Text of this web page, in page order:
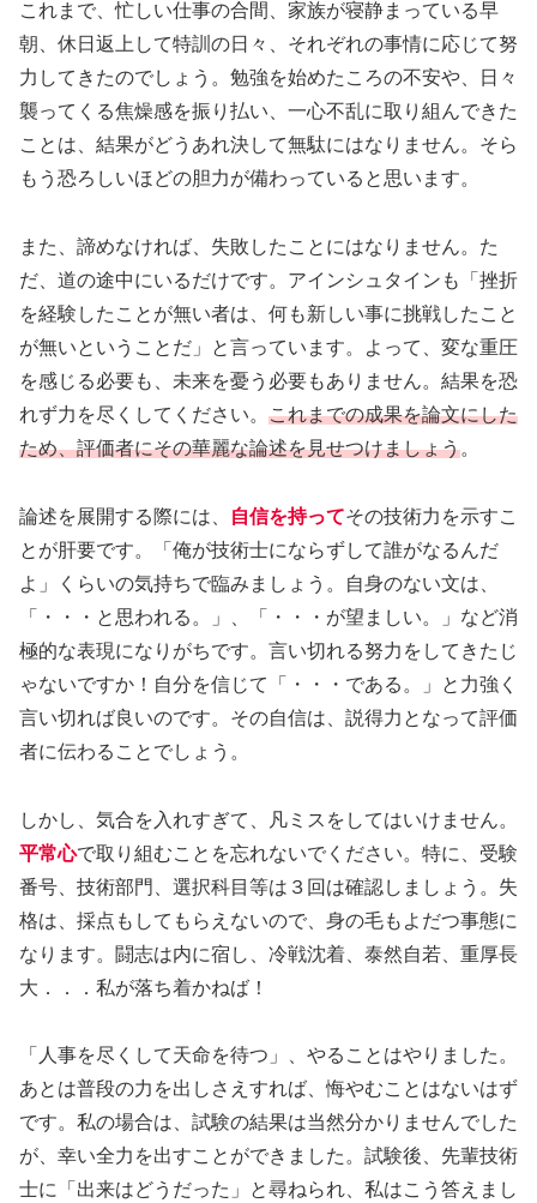
これまで、忙しい仕事の合間、家族が寝静まっている早
朝、休日返上して特訓の日々、それぞれの事情に応じて努
力してきたのでしょう。勉強を始めたころの不安や、日々
襲ってくる焦燥感を振り払い、一心不乱に取り組んできた
ことは、結果がどうあれ決して無駄にはなりません。そら
もう恐ろしいほどの胆力が備わっていると思います。
また、諦めなければ、失敗したことにはなりません。た
だ、道の途中にいるだけです。アインシュタインも「挫折
を経験したことが無い者は、何も新しい事に挑戦したこと
が無いということだ」と言っています。よって、変な重圧
を感じる必要も、未来を憂う必要もありません。結果を恐
れず力を尽くしてください。 これまでの成果を論文にした
ため、評価者にその華麗な論述を見せつけましょう。
論述を展開する際には、 自信を持ってその技術力を示すこ
とが肝要です。「俺が技術士にならずして誰がなるんだ
よ」くらいの気持ちで臨みましょう。自身のない文は、
「・・・と思われる。」、「・・・が望ましい。」など消
極的な表現になりがちです。言い切れる努力をしてきたじ
ゃないですか！自分を信じて「・・・である。」と力強く
言い切れば良いのです。その自信は、説得力となって評価
者に伝わることでしょう。
しかし、気合を入れすぎて、凡ミスをしてはいけません。
平常心で取り組むことを忘れないでください。特に、受験
番号、技術部門、選択科目等は３回は確認しましょう。失
格は、採点もしてもらえないので、身の毛もよだつ事態に
なります。闘志は内に宿し、冷戦沈着、泰然自若、重厚長
大．．．私が落ち着かねば！
「人事を尽くして天命を待つ」、やることはやりました。
あとは普段の力を出しさえすれば、悔やむことはないはず
です。私の場合は、試験の結果は当然分かりませんでした
が、幸い全力を出すことができました。試験後、先輩技術
士に「出来はどうだった」と尋ねられ、私はこう答えまし